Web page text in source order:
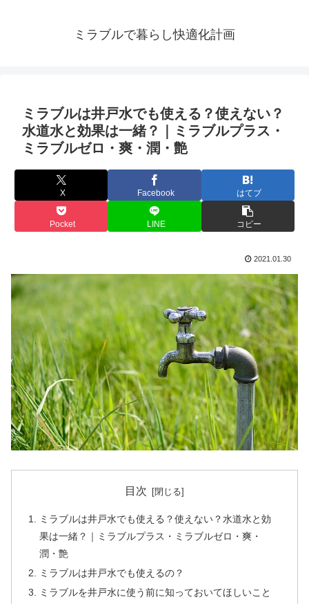
ミラブルで暮らし快適化計画
ミラブルは井戸水でも使える？使えない？
水道水と効果は一緒？｜ミラブルプラス・
ミラブルゼロ・爽・潤・艶
X Facebook はてブ
Pocket LINE コピー
2021.01.30
目次
ミラブルは井戸水でも使える？使えない？水道水と効
果は一緒？｜ミラブルプラス・ミラブルゼロ・爽・
潤・艶
ミラブルは井戸水でも使えるの？
ミラブルを井戸水に使う前に知っておいてほしいこと